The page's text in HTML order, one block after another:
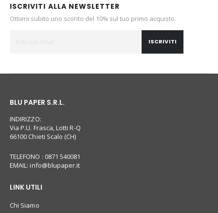
ISCRIVITI ALLA NEWSLETTER
Ottieni subito uno sconto del 10% sul tuo primo acquisto.
ISCRIVITI
BLU PAPER S.R.L.
INDIRIZZO:
Via P.U. Frasca, Lotti R-Q
66100 Chieti Scalo (CH)
TELEFONO : 0871 540081
EMAIL:info@blupaper.it
LINK UTILI
Chi Siamo